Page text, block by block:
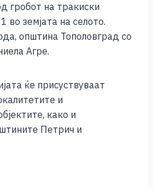
гробот на тракиски
во земјата на селото.
општина Тополовград со
Агре.
ќе присуствуваат
и
како и
Петрич и